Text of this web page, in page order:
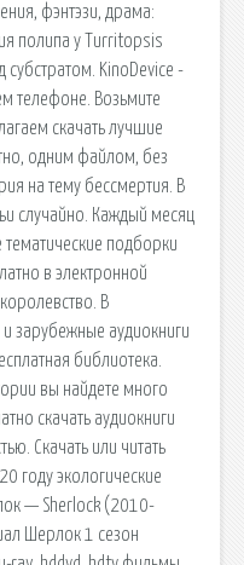
фэнтэзи, драма:
полипа у Turritopsis
KinoDevice -
телефоне. Возьмите
скачать лучшие
одним файлом, без
на тему бессмертия. В
случайно. Каждый месяц
подборки
в электронной
В
зарубежные аудиокниги
библиотека.
вы найдете много
скачать аудиокниги
Скачать или читать
году экологические
— Sherlock (2010-
Шерлок 1 сезон